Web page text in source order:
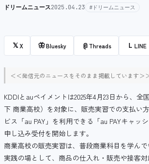
ドリームニュース2025.04.23 #ドリームニュース
𝕏X 🦋Bluesky @ Threads L LINE
＜＜発信元のニュースをそのまま掲載しています＞
KDDIとauペイメントは2025年4月23日から、全
下 商業高校）を対象に、販売実習での支払い
ビス「au PAY」を利用できる「au PAYキャッ
申し込み受付を開始します。
商業高校の販売実習は、普段商業科目を学ん
実践の場として、商品の仕入れ・販売や接客